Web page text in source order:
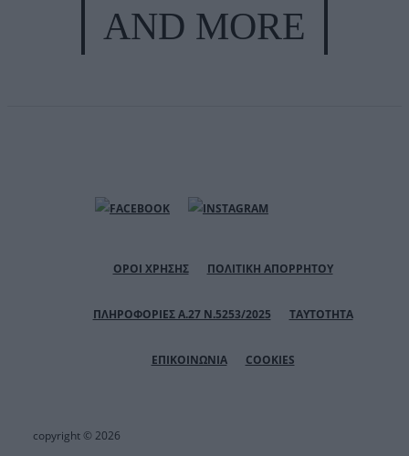
AND MORE
ΟΡΟΙ ΧΡΗΣΗΣ ΠΟΛΙΤΙΚΗ ΑΠΟΡΡΗΤΟΥ
ΠΛΗΡΟΦΟΡΙΕΣ Α.27 Ν.5253/2025 ΤΑΥΤΟΤΗΤΑ
ΕΠΙΚΟΙΝΩΝΙΑ COOKIES
copyright © 2026